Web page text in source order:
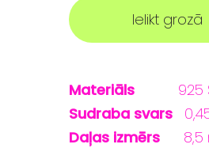
Ielikt grozā
Materiāls
925
Sudraba svars
Daļas izmērs 8,5